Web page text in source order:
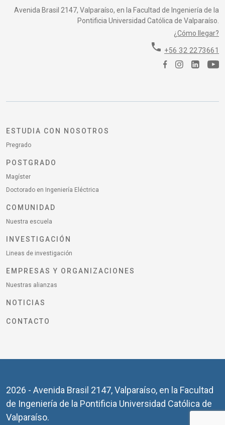
Avenida Brasil 2147, Valparaíso, en la Facultad de Ingeniería de la
Pontificia Universidad Católica de Valparaíso.
¿Cómo llegar?
phone +56 32 2273661
ESTUDIA CON NOSOTROS
Pregrado
POSTGRADO
Magíster
Doctorado en Ingeniería Eléctrica
COMUNIDAD
Nuestra escuela
INVESTIGACIÓN
Lineas de investigación
EMPRESAS Y ORGANIZACIONES
Nuestras alianzas
NOTICIAS
CONTACTO
2026 - Avenida Brasil 2147, Valparaíso, en la Facultad
de Ingeniería de la Pontificia Universidad Católica de
Valparaíso.